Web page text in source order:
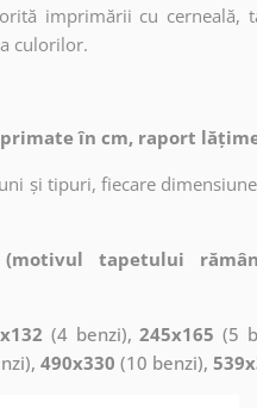
imprimării cu cerneală,
culorilor.
în cm, raport
și tipuri, fiecare
tapetului
(4 benzi),245x165 (5
490x330 (10 benzi),